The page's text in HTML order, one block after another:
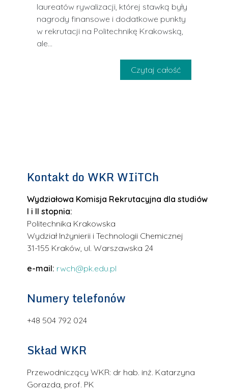
laureatów rywalizacji, której stawką były
nagrody finansowe i dodatkowe punkty
w rekrutacji na Politechnikę Krakowską,
ale
Czytaj całość
Kontakt do WKR WIiTCh
Wydziałowa Komisja Rekrutacyjna dla studiów
I i II stopnia:
Politechnika Krakowska
Wydział Inżynierii i Technologii Chemicznej
31-155 Kraków, ul. Warszawska 24
e-mail: rwch@pk.edu.pl
Numery telefonów
+48 504 792 024
Skład WKR
Przewodniczący WKR: dr hab. inż. Katarzyna
Gorazda, prof. PK